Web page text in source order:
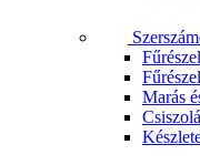
Marás